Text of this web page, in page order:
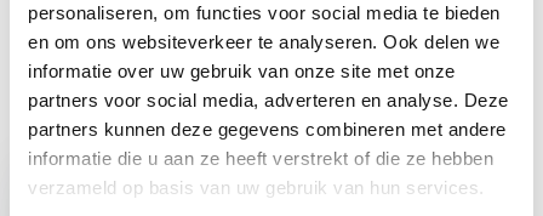
personaliseren, om functies voor social media te bieden
en om ons websiteverkeer te analyseren. Ook delen we
informatie over uw gebruik van onze site met onze
partners voor social media, adverteren en analyse. Deze
partners kunnen deze gegevens combineren met andere
informatie die u aan ze heeft verstrekt of die ze hebben
verzameld op basis van uw gebruik van hun services.
Delen
Recent bekeken